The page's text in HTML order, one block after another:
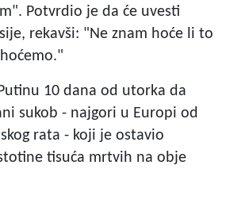
Potvrdio je da će uvesti
rekavši: "Ne znam hoće li to
10 dana od utorka da
sukob - najgori u Europi od
rata - koji je ostavio
tisuća mrtvih na obje